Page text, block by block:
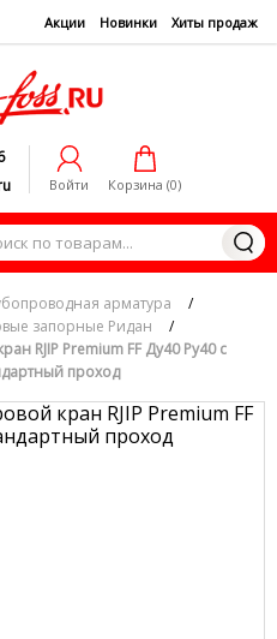
Акции Новинки Хиты продаж
Войти Корзина (0)
арматура
/
запорные Ридан
/
RJIP Premium FF Ду40 Ру40 с
проход